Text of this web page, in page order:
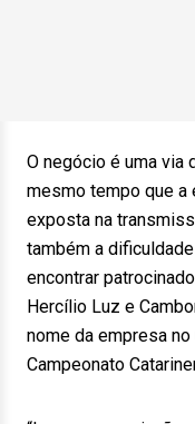
O negócio é uma via
mesmo tempo que a
exposta na
também a
encontrar
Hercílio Luz e
nome da empresa
Campeonato